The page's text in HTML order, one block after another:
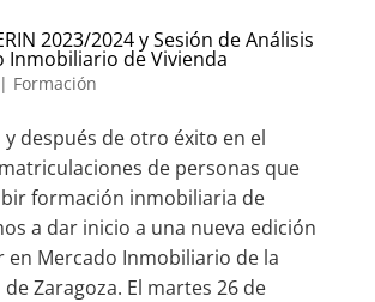
2023/2024 y Sesión de Análisis
Inmobiliario de Vivienda
| Formación
y después de otro éxito en el
de personas que
formación inmobiliaria de
a dar inicio a una nueva edición
en Mercado Inmobiliario de la
Zaragoza. El martes 26 de